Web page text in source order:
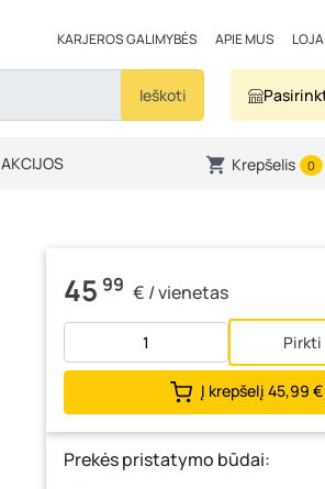
KARJEROS GALIMYBĖS APIE MUS
Ieškoti
AKCIJOS Krepšelis 0
45 99 € / vienetas
Į krepšelį 45,99 €
Prekės pristatymo būdai: